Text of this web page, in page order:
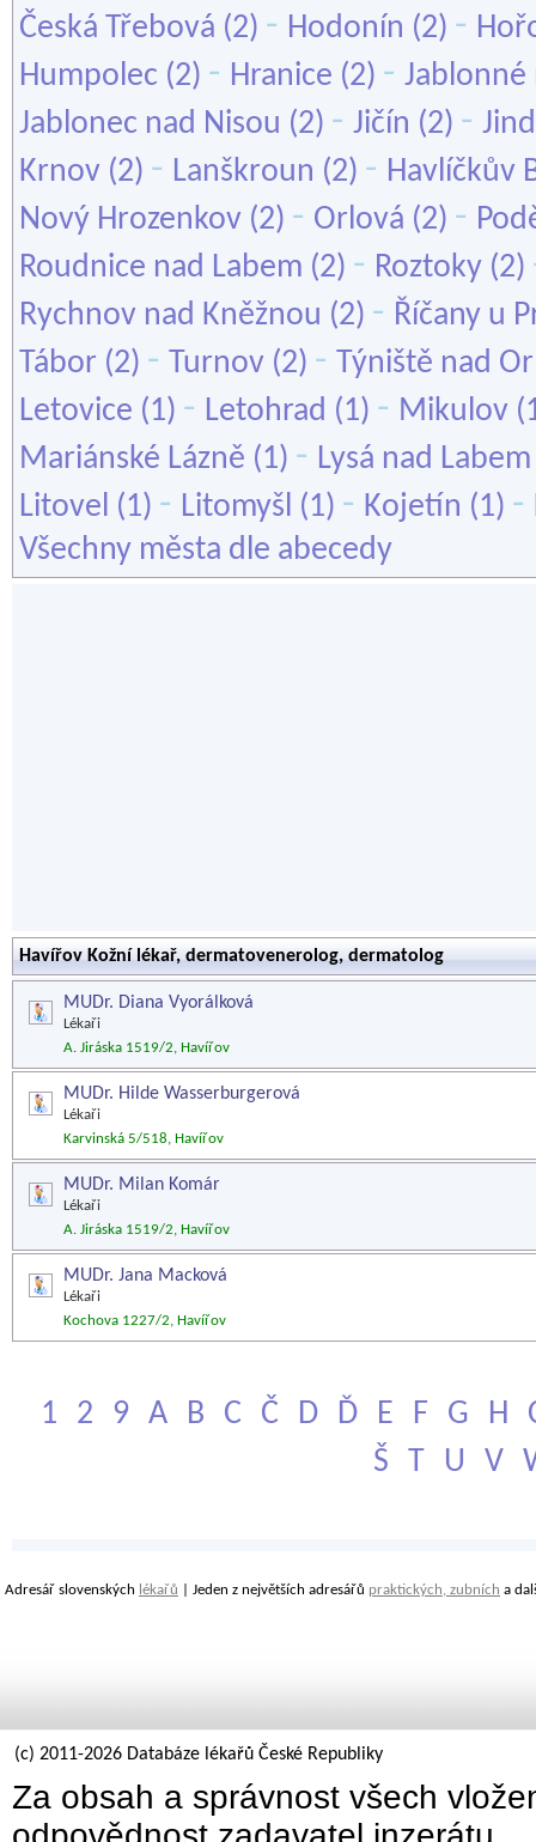
Česká Třebová (2) - Hodonín (2) -
Humpolec (2) - Hranice (2) - Jablonné
Jablonec nad Nisou (2) - Jičín (2) -
Krnov (2) - Lanškroun (2) - Havlíčkův
Nový Hrozenkov (2) - Orlová (2) -
Roudnice nad Labem (2) - Roztoky (2)
Rychnov nad Kněžnou (2) - Říčany u
Tábor (2) - Turnov (2) - Týniště nad
Letovice (1) - Letohrad (1) - Mikulov
Mariánské Lázně (1) - Lysá nad Labem
Litovel (1) - Litomyšl (1) - Kojetín (1) -
Všechny města dle abecedy
Havířov Kožní lékař, dermatovenerolog, dermatolog
MUDr. Diana Vyorálková
Lékaři
A. Jiráska 1519/2, Havířov
MUDr. Hilde Wasserburgerová
Lékaři
Karvinská 5/518, Havířov
MUDr. Milan Komár
Lékaři
A. Jiráska 1519/2, Havířov
MUDr. Jana Macková
Lékaři
Kochova 1227/2, Havířov
1 2 9 A B C Č D Ď E F G H
Š
T U V
Adresář slovenských lékařů | Jeden z největších adresářů praktických, zubních a
(c) 2011-2026 Databáze lékařů České Republiky
Za obsah a správnost všech